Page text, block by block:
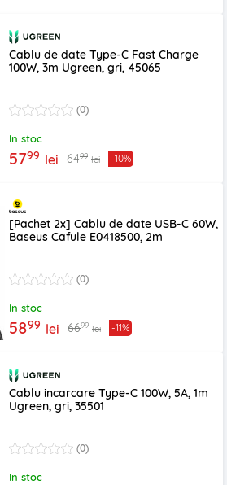
Cablu de date Type-C Fast Charge
100W, 3m Ugreen, gri, 45065
(0)
In stoc
5799 lei 6499 lei -10%
[Pachet 2x] Cablu de date USB-C 60W,
Baseus Cafule E0418500, 2m
(0)
In stoc
5899 lei 6699 lei -11%
Cablu incarcare Type-C 100W, 5A, 1m
Ugreen, gri, 35501
(0)
In stoc